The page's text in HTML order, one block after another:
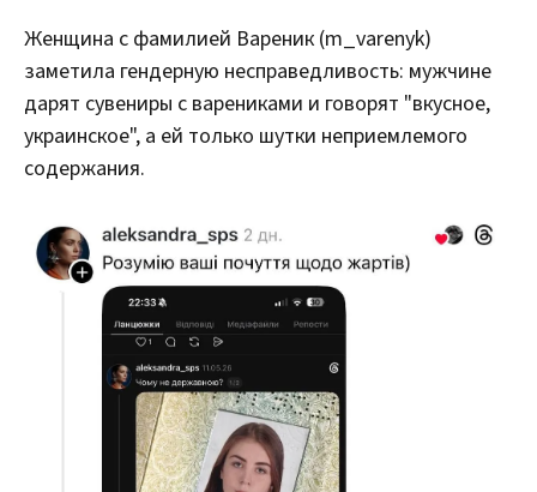
Женщина с фамилией Вареник (m_varenyk)
заметила гендерную несправедливость: мужчине
дарят сувениры с варениками и говорят "вкусное,
украинское", а ей только шутки неприемлемого
содержания.